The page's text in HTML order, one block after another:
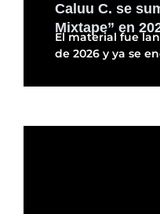
Caluu C. se
Mixtape” en
El material fue
de 2026 y ya se